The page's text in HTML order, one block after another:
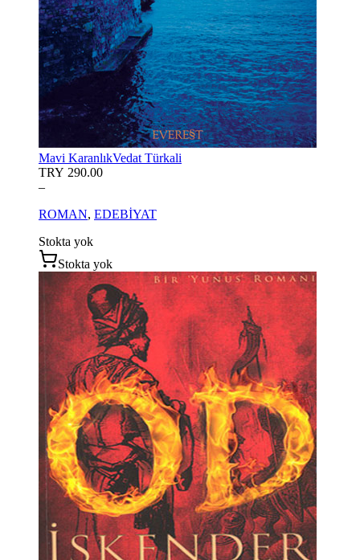
Mavi KaranlıkVedat Türkali
TRY 290.00
–
ROMAN, EDEBİYAT
Stokta yok
Stokta yok